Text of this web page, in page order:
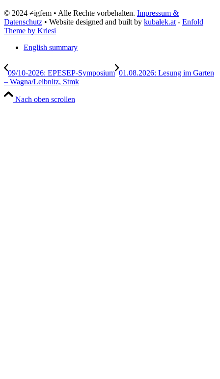
© 2024 ≠igfem • Alle Rechte vorbehalten. Impressum &
Datenschutz • Website designed and built by kubalek.at - Enfold
Theme by Kriesi
English summary
09/10-2026: EPESEP-Symposium 01.08.2026: Lesung im Garten
– Wagna/Leibnitz, Stmk
Nach oben scrollen